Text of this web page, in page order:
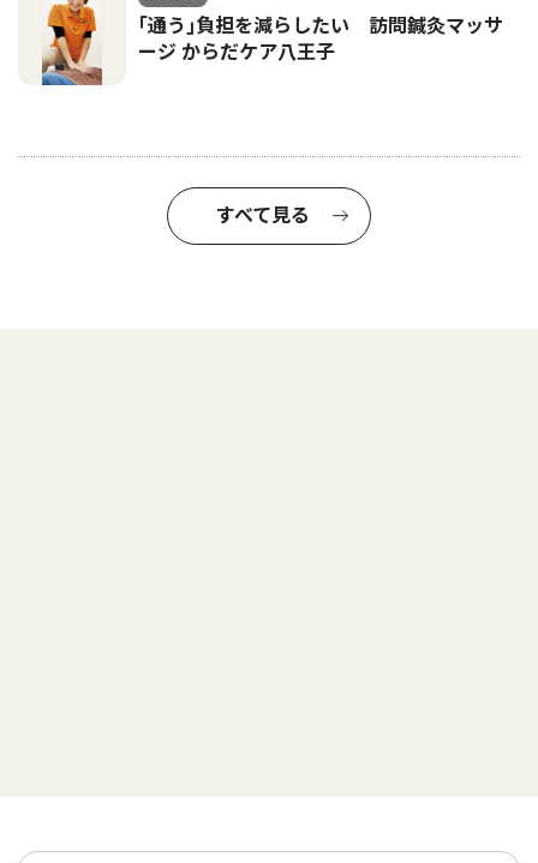
｢通う｣負担を減らしたい 訪問鍼灸マッサ
ージ からだケア八王子
すべて見る